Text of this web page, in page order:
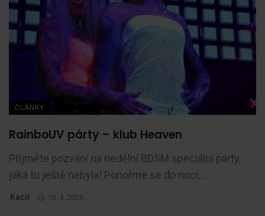
ČLÁNKY
RainboUV párty – klub Heaven
Přijměte pozvání na nedělní BDSM speciální párty,
jaká tu ještě nebyla! Ponořme se do noci, ...
Kacíř 10. 4. 2026